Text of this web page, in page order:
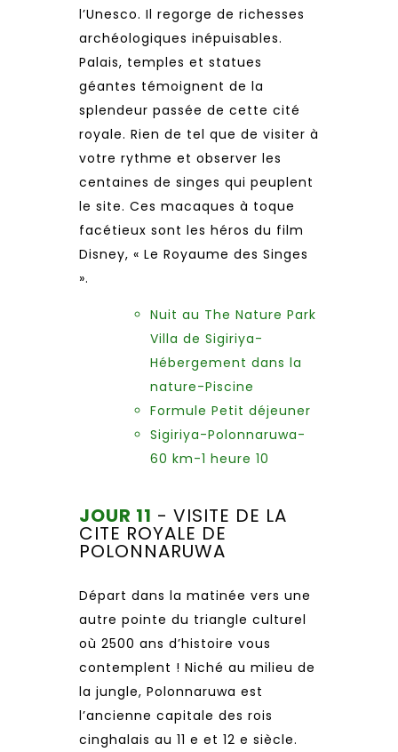
l’Unesco. Il regorge de richesses
archéologiques inépuisables.
Palais, temples et statues
géantes témoignent de la
splendeur passée de cette cité
royale. Rien de tel que de visiter à
votre rythme et observer les
centaines de singes qui peuplent
le site. Ces macaques à toque
facétieux sont les héros du film
Disney, « Le Royaume des Singes
».
Nuit au The Nature Park
Villa de Sigiriya-
Hébergement dans la
nature-Piscine
Formule Petit déjeuner
Sigiriya-Polonnaruwa-
60 km-1 heure 10
JOUR 11 - VISITE DE LA
CITE ROYALE DE
POLONNARUWA
Départ dans la matinée vers une
autre pointe du triangle culturel
où 2500 ans d’histoire vous
contemplent ! Niché au milieu de
la jungle, Polonnaruwa est
l’ancienne capitale des rois
cinghalais au 11 e et 12 e siècle.